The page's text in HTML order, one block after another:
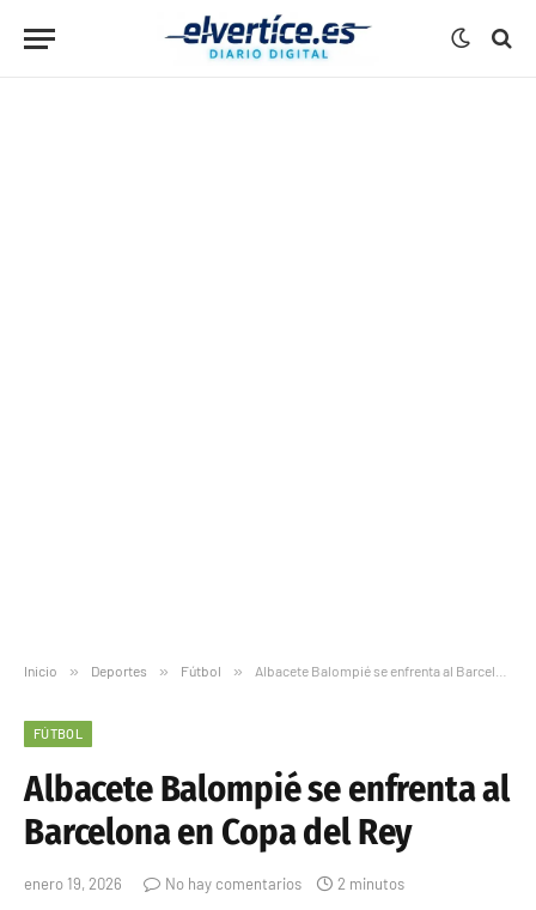
Inicio » Deportes » Fútbol » Albacete Balompié se enfrenta al Barcelona en Copa del Rey
FÚTBOL
Albacete Balompié se enfrenta al
Barcelona en Copa del Rey
enero 19, 2026 No hay comentarios 2 minutos